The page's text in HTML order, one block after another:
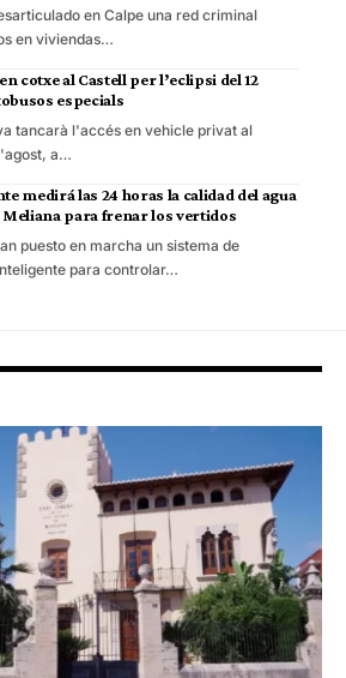
en Calpe una red criminal
en viviendas…
cotxe al Castell per l’eclipsi del 12
especials
tancarà l'accés en vehicle privat al
a…
medirá las 24 horas la calidad del agua
Meliana para frenar los vertidos
puesto en marcha un sistema de
para controlar…